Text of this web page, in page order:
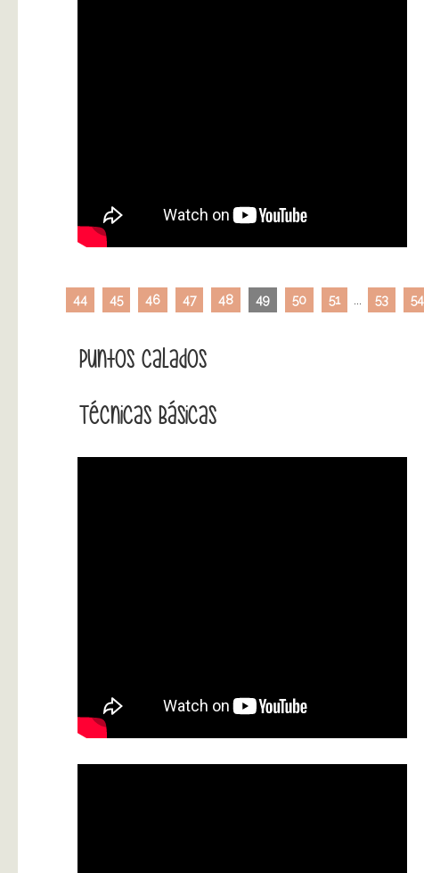
44 45 46 47 48 49 50 51 53 54
Puntos Calados
Técnicas Básicas